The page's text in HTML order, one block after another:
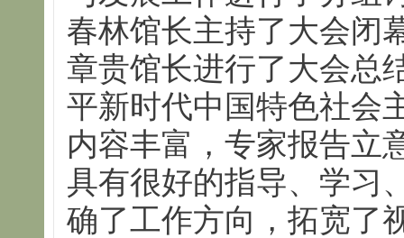
春林馆长主持了大会闭
章贵馆长进行了大会总
平新时代中国特色社会
内容丰富，专家报告立
具有很好的指导、学习
确了工作方向，拓宽了